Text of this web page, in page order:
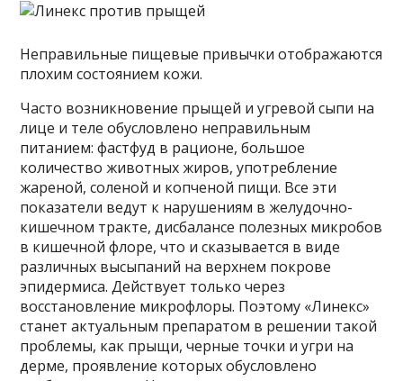
Неправильные пищевые привычки отображаются
плохим состоянием кожи.
Часто возникновение прыщей и угревой сыпи на
лице и теле обусловлено неправильным
питанием: фастфуд в рационе, большое
количество животных жиров, употребление
жареной, соленой и копченой пищи. Все эти
показатели ведут к нарушениям в желудочно-
кишечном тракте, дисбалансе полезных микробов
в кишечной флоре, что и сказывается в виде
различных высыпаний на верхнем покрове
эпидермиса. Действует только через
восстановление микрофлоры. Поэтому «Линекс»
станет актуальным препаратом в решении такой
проблемы, как прыщи, черные точки и угри на
дерме, проявление которых обусловлено